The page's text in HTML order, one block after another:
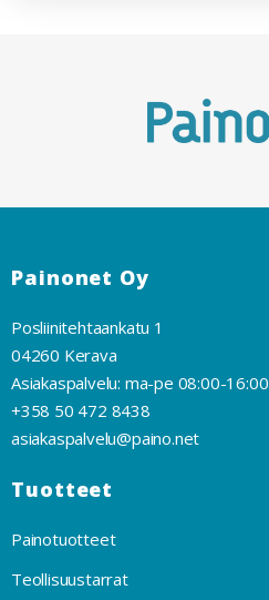
Painonet Oy
Posliinitehtaankatu 1
04260 Kerava
Asiakaspalvelu: ma-pe 08:00-16:00
+358 50 472 8438
asiakaspalvelu@paino.net
Tuotteet
Painotuotteet
Teollisuustarrat